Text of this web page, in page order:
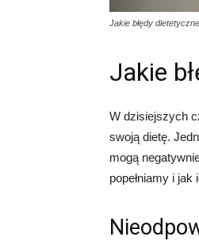
Jakie błędy
Jakie
W dzisiejszych
swoją dietę.
mogą
popełniamy i jak